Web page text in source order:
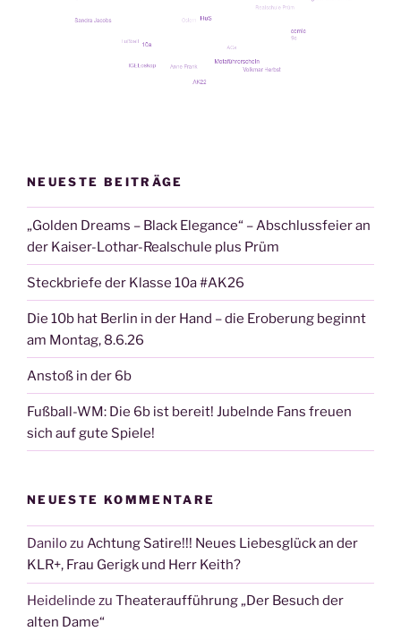
NEUESTE BEITRÄGE
„Golden Dreams – Black Elegance“ – Abschlussfeier an
der Kaiser-Lothar-Realschule plus Prüm
Steckbriefe der Klasse 10a #AK26
Die 10b hat Berlin in der Hand – die Eroberung beginnt
am Montag, 8.6.26
Anstoß in der 6b
Fußball-WM: Die 6b ist bereit! Jubelnde Fans freuen
sich auf gute Spiele!
NEUESTE KOMMENTARE
Danilozu Achtung Satire!!! Neues Liebesglück an der
KLR+, Frau Gerigk und Herr Keith?
Heidelinde zu Theateraufführung „Der Besuch der
alten Dame“